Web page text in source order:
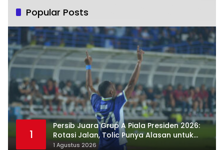
Popular Posts
1
Persib Juara Grup A Piala Presiden 2026:
Rotasi Jalan, Tolic Punya Alasan untuk
Percaya
1 Agustus 2026